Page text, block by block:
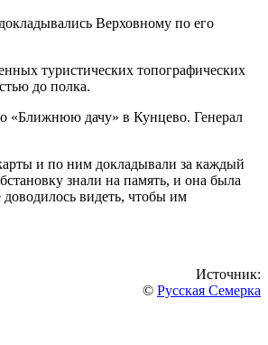
Верховному по его
туристических топографических
до полка.
«Ближнюю дачу» в Кунцево. Генерал
и по ним докладывали за каждый
знали на память, и она была
доводилось видеть, чтобы им
Источник:
© Русская Семерка